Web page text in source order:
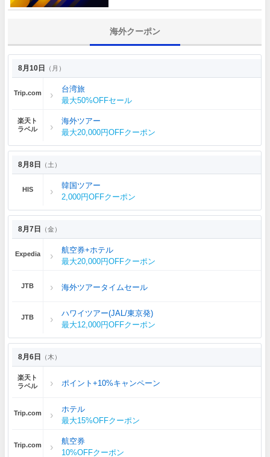
海外クーポン
8月10日 （月）
Trip.com
台湾旅
最大50%OFFセール
楽天ト
ラベル
海外ツアー
最大20,000円OFFクーポン
8月8日 （土）
HIS
韓国ツアー
2,000円OFFクーポン
8月7日 （金）
Expedia
航空券+ホテル
最大20,000円OFFクーポン
JTB 海外ツアータイムセール
JTB
ハワイツアー(JAL/東京発)
最大12,000円OFFクーポン
8月6日 （木）
楽天ト
ラベル
ポイント+10%キャンペーン
Trip.com
ホテル
最大15%OFFクーポン
Trip.com
航空券
10%OFFクーポン